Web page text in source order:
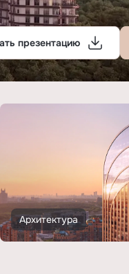
презентацию
Архитектура